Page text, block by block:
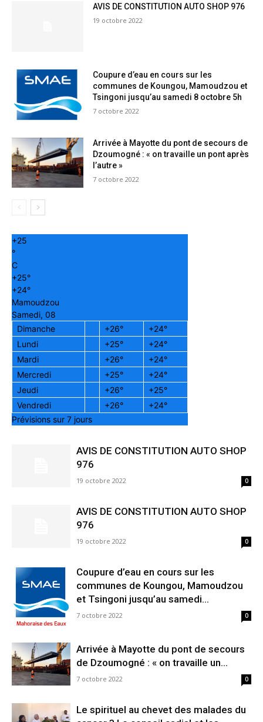
AVIS DE CONSTITUTION AUTO SHOP 976
19 octobre 2022
Coupure d’eau en cours sur les
communes de Koungou, Mamoudzou et
Tsingoni jusqu’au samedi 8 octobre 5h
7 octobre 2022
Arrivée à Mayotte du pont de secours de
Dzoumogné : « on travaille un pont après
l’autre »
7 octobre 2022
+25
°
C
+25°
+24°
Mamoudzou
Samedi, 08
Dimanche
+26° +24°
Lundi
+25° +24°
Mardi
+26° +24°
Mercredi
+25° +24°
Jeudi
+26° +25°
Vendredi
+26° +24°
Prévisions sur 7 jours
AVIS DE CONSTITUTION AUTO SHOP
976
19 octobre 2022 0
AVIS DE CONSTITUTION AUTO SHOP
976
19 octobre 2022 0
Coupure d’eau en cours sur les
communes de Koungou, Mamoudzou
et Tsingoni jusqu’au samedi...
7 octobre 2022 0
Arrivée à Mayotte du pont de secours
de Dzoumogné : « on travaille un...
7 octobre 2022 0
Le spirituel au chevet des malades du